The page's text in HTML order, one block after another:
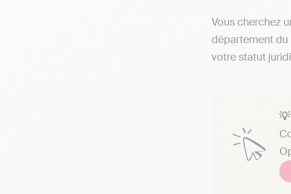
Vous cherchez
département du
votre statut